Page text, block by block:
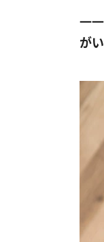
――
が